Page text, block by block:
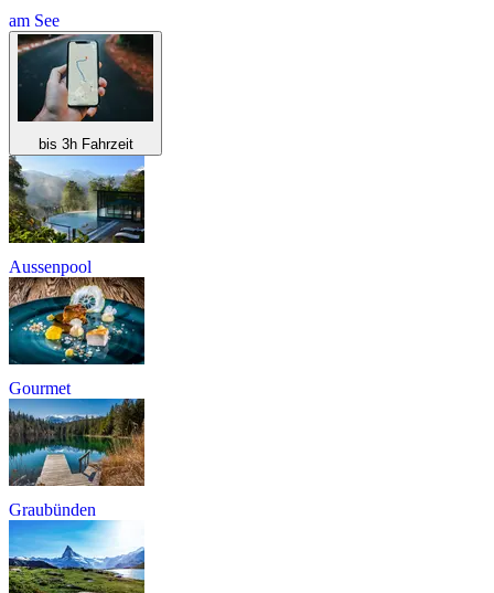
am See
bis 3h Fahrzeit
Aussenpool
Gourmet
Graubünden